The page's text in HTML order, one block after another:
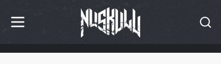
HÍREK